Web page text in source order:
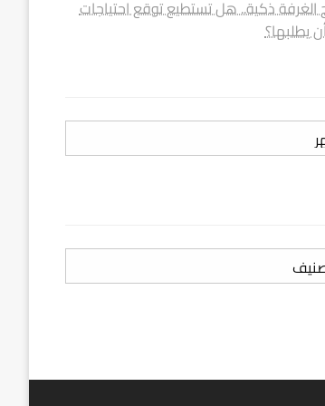
الغرفة ذكية.. هل تستطيع توقع احتياجات
يطلبها؟